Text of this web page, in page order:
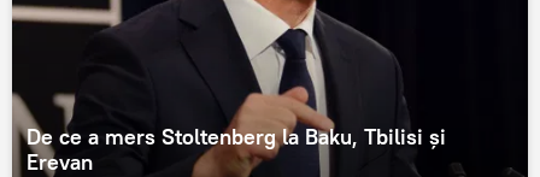
De ce a mers Stoltenberg la Baku, Tbilisi și
Erevan